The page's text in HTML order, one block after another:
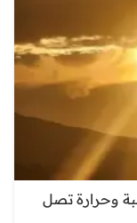
وحرارة تصل